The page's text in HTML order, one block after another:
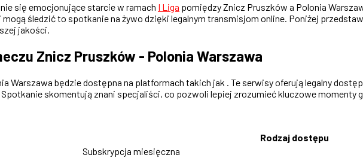
się emocjonujące starcie w ramach I Liga pomiędzy Znicz Pruszków a Polonia
mogą śledzić to spotkanie na żywo dzięki legalnym transmisjom online. Poniżej
jakości.
Znicz Pruszków - Polonia Warszawa
Warszawa będzie dostępna na platformach takich jak . Te serwisy oferują legalny
skomentują znani specjaliści, co pozwoli lepiej zrozumieć kluczowe momenty
Rodzaj dostępu
Subskrypcja miesięczna